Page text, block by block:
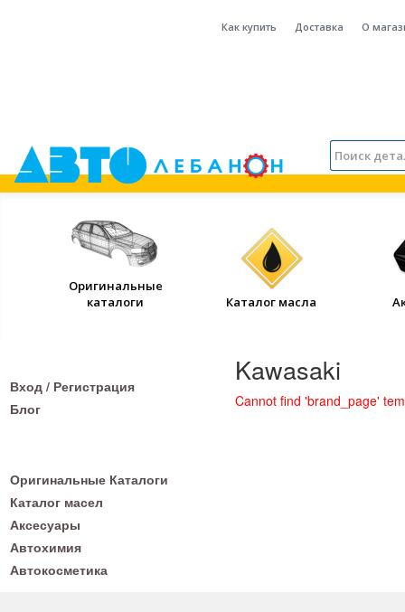
Как купить Доставка О
Оригинальные
каталоги
Каталог масла
Вход / Регистрация
Блог
Оригинальные Каталоги
Каталог масел
Аксесуары
Автохимия
Автокосметика
Kawasaki
Cannot find 'brand_page'